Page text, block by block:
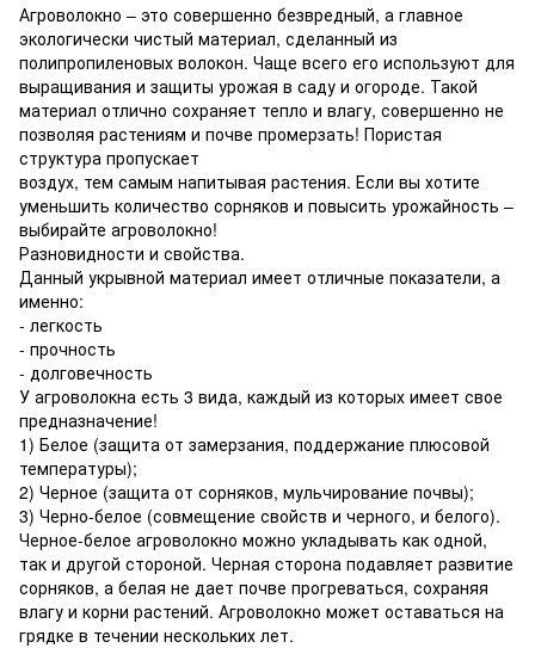
Агроволокно – это совершенно безвредный, а главное
экологически чистый материал, сделанный из
полипропиленовых волокон. Чаще всего его используют для
выращивания и защиты урожая в саду и огороде. Такой
материал отлично сохраняет тепло и влагу, совершенно не
позволяя растениям и почве промерзать! Пористая
структура пропускает
воздух, тем самым напитывая растения. Если вы хотите
уменьшить количество сорняков и повысить урожайность –
выбирайте агроволокно!
Разновидности и свойства.
Данный укрывной материал имеет отличные показатели, а
именно:
- легкость
- прочность
- долговечность
У агроволокна есть 3 вида, каждый из которых имеет свое
предназначение!
1) Белое (защита от замерзания, поддержание плюсовой
температуры);
2) Черное (защита от сорняков, мульчирование почвы);
3) Черно-белое (совмещение свойств и черного, и белого).
Черное-белое агроволокно можно укладывать как одной,
так и другой стороной. Черная сторона подавляет развитие
сорняков, а белая не дает почве прогреваться, сохраняя
влагу и корни растений. Агроволокно может оставаться на
грядке в течении нескольких лет.